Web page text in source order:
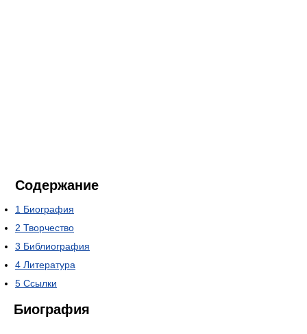
Содержание
1 Биография
2 Творчество
3 Библиография
4 Литература
5 Ссылки
Биография